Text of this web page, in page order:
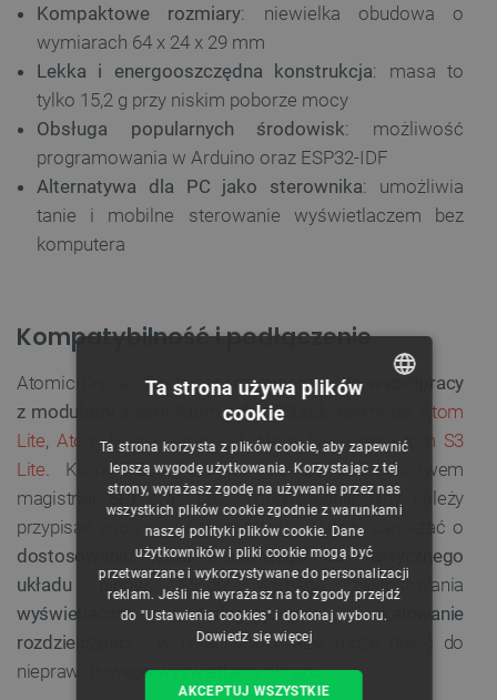
Kompaktowe rozmiary: niewielka obudowa o
wymiarach 64 x 24 x 29 mm
Lekka i energooszczędna konstrukcja: masa to
tylko 15,2 g przy niskim poborze mocy
Obsługa popularnych środowisk: możliwość
programowania w Arduino oraz ESP32-IDF
Alternatywa dla PC jako sterownika: umożliwia
tanie i mobilne sterowanie wyświetlaczem bez
komputera
Kompatybilność i podłączenie
Atomic Display Base jest przeznaczonydo współpracy
z modułami z
od M5Stack
Atom
Lite, Atom Matrix ,Atom S3,Atom S3RorazAtom S3
Lite. Komunikacja odbywa się za pośrednictwem
magistraliSPIorazI2C- odpowiednie piny należy
przypisać zgodnie z dokumentacją. Należy pamiętać o
dostosowaniu kodu źródłowego do faktycznego
układu pinów. Moduł wymaga zastosowania
wyświetlacza obsługującego skalowanie
rozdzielczości
- w przeciwnym razie może dojść do
nieprawidłowego wyświetlania obrazu.
CZECH
ENGLISH
GERMAN
Ta strona używa plików
cookie
Ta strona korzysta z plików cookie, aby zapewnić
lepszą wygodę użytkowania. Korzystając z tej
strony, wyrażasz zgodę na używanie przez nas
wszystkich plików cookie zgodnie z warunkami
naszej polityki plików cookie. Dane
użytkowników i pliki cookie mogą być
przetwarzane i wykorzystywane do personalizacji
reklam. Jeśli nie wyrażasz na to zgody przejdź
do "Ustawienia cookies" i dokonaj wyboru.
Dowiedz się więcej
AKCEPTUJ WSZYSTKIE